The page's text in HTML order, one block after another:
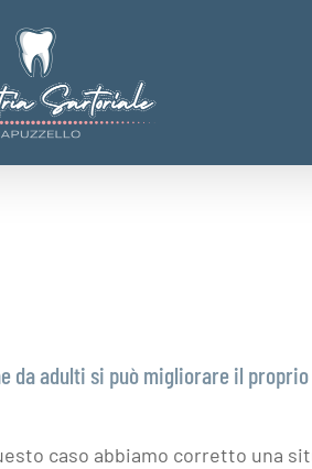
da adulti si può migliorare il
caso abbiamo corretto una